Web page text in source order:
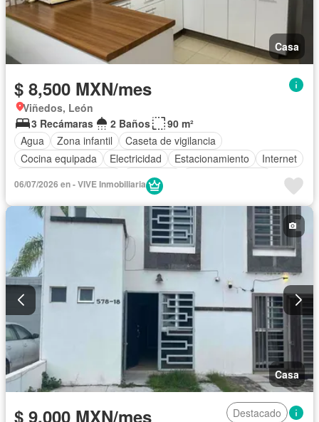
Casa
$ 8,500 MXN/mes
Viñedos, León
3 Recámaras
2 Baños
90 m²
Agua
Zona infantil
Caseta de vigilancia
Cocina equipada
Electricidad Estacionamiento
Internet
Seguridad
Completamente amueblado
06/07/2026 en - VIVE Inmobiliaria
Casa
$ 9,000 MXN/mes
Destacado